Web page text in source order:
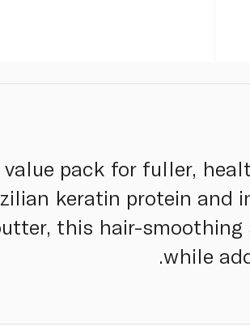
pack for fuller,
keratin protein and
this hair-
while